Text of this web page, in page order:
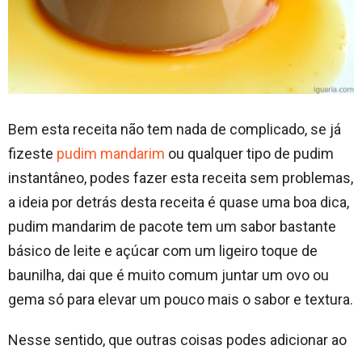
Bem esta receita não tem nada de complicado, se já
fizeste pudim mandarim ou qualquer tipo de pudim
instantâneo, podes fazer esta receita sem problemas,
a ideia por detrás desta receita é quase uma boa dica,
pudim mandarim de pacote tem um sabor bastante
básico de leite e açúcar com um ligeiro toque de
baunilha, dai que é muito comum juntar um ovo ou
gema só para elevar um pouco mais o sabor e textura.
Nesse sentido, que outras coisas podes adicionar ao